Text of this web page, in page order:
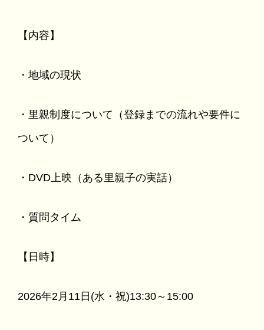
【内容】
・地域の現状
・里親制度について（登録までの流れや要件に
ついて）
・DVD上映（ある里親子の実話）
・質問タイム
【日時】
2026年2月11日(水・祝)13:30～15:00